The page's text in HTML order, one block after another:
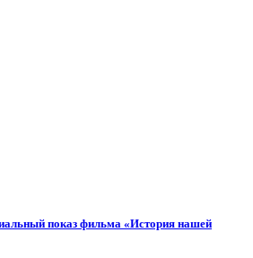
показ фильма «История нашей